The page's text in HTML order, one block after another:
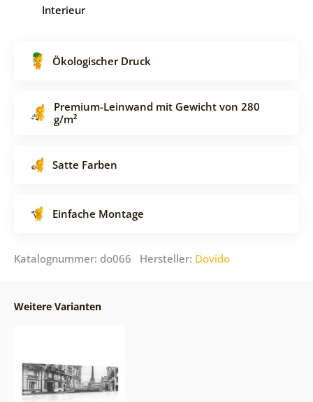
Interieur
Ökologischer Druck
Premium-Leinwand mit Gewicht von 280
g/m²
Satte Farben
Einfache Montage
Katalognummer: do066 Hersteller: Dovido
Weitere Varianten